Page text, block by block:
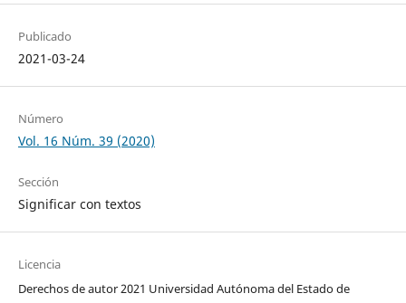
Publicado
2021-03-24
Número
Vol. 16 Núm. 39 (2020)
Sección
Significar con textos
Licencia
Derechos de autor 2021 Universidad Autónoma del Estado de